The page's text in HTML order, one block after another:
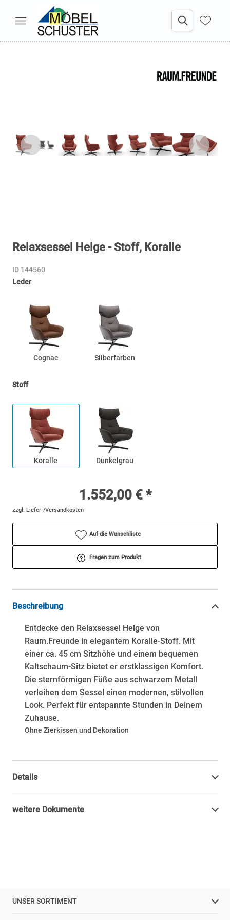
Relaxsessel Helge - Stoff, Koralle
ID 144560
Leder
Cognac Silberfarben
Stoff
Koralle Dunkelgrau
1.552,00 € *
zzgl. Liefer-/Versandkosten
Auf die Wunschliste
Fragen zum Produkt
Beschreibung
Entdecke den Relaxsessel Helge von
Raum.Freunde in elegantem Koralle-Stoff. Mit
einer ca. 45 cm Sitzhöhe und einem bequemen
Kaltschaum-Sitz bietet er erstklassigen Komfort.
Die sternförmigen Füße aus schwarzem Metall
verleihen dem Sessel einen modernen, stilvollen
Look. Perfekt für entspannte Stunden in Deinem
Zuhause.
Ohne Zierkissen und Dekoration
Details
weitere Dokumente
UNSER SORTIMENT